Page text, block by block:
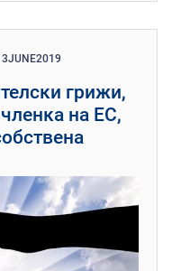
JUNE2019
грижи,
на ЕС,